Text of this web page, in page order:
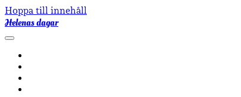
Hoppa till innehåll
Helenas dagar
öppna